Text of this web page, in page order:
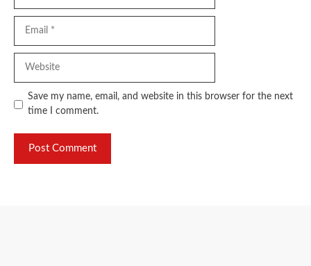
Save my name, email, and website in this browser for the next
time I comment.